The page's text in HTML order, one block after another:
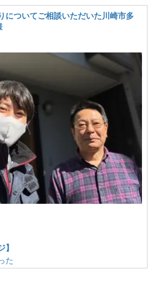
についてご相談いただいた川崎市多
】
た